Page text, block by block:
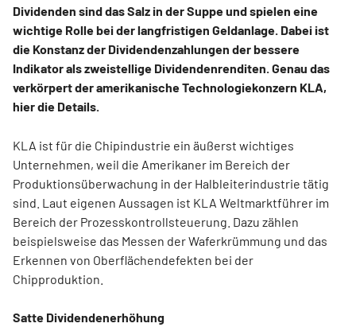
Dividenden sind das Salz in der Suppe und spielen eine
wichtige Rolle bei der langfristigen Geldanlage. Dabei ist
die Konstanz der Dividendenzahlungen der bessere
Indikator als zweistellige Dividendenrenditen. Genau das
verkörpert der amerikanische Technologiekonzern KLA,
hier die Details.
KLA ist für die Chipindustrie ein äußerst wichtiges
Unternehmen, weil die Amerikaner im Bereich der
Produktionsüberwachung in der Halbleiterindustrie tätig
sind. Laut eigenen Aussagen ist KLA Weltmarktführer im
Bereich der Prozesskontrollsteuerung. Dazu zählen
beispielsweise das Messen der Waferkrümmung und das
Erkennen von Oberflächendefekten bei der
Chipproduktion.
Satte Dividendenerhöhung